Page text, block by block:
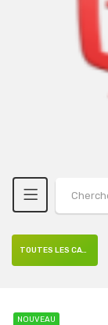
TOUTES LES CATÉGORIES
NOUVEAU